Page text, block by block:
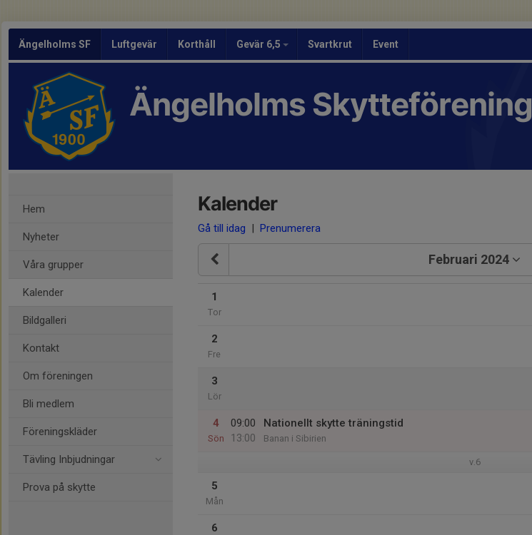
Ängelholms SF Luftgevär Korthåll Gevär 6,5 Svartkrut Event
Ängelholms Skytteförening
Hem
Nyheter
Våra grupper
Kalender
Bildgalleri
Kontakt
Om föreningen
Bli medlem
Föreningskläder
Tävling Inbjudningar
Prova på skytte
Kalender
Gå till idag | Prenumerera
Februari 2024
1
Tor
2
Fre
3
Lör
4
Sön
09:00
13:00
Nationellt skytte träningstid
Banan i Sibirien
v.6
5
Mån
6